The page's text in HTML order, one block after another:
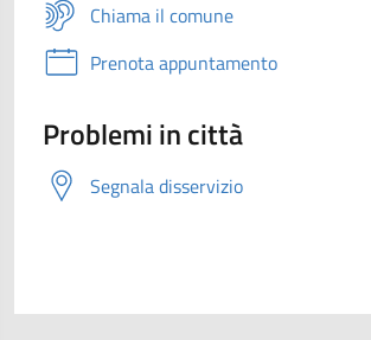
Chiama il comune
Prenota appuntamento
Problemi in città
Segnala disservizio